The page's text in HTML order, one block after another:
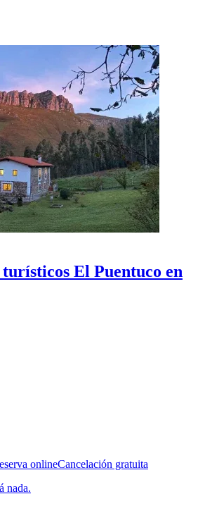
El Puentuco en
onlineCancelación gratuita
nada.